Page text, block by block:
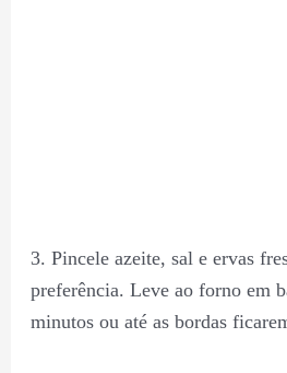
3. Pincele azeite, sal e ervas
preferência. Leve ao forno em
minutos ou até as bordas